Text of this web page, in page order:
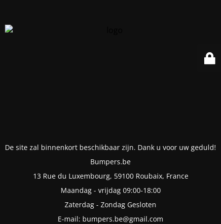
De site zal binnenkort beschikbaar zijn. Dank u voor uw geduld!
Bumpers.be
13 Rue du Luxembourg, 59100 Roubaix, France
Maandag - vrijdag 09:00-18:00
Zaterdag - Zondag Gesloten
E-mail: bumpers.be@gmail.com